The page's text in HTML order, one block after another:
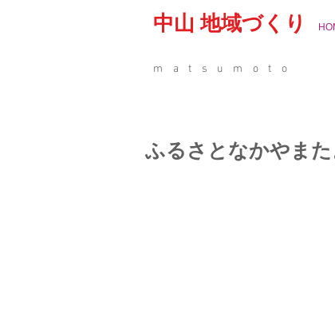
中山 地域づくり
matsumoto
ふるさとなかやま